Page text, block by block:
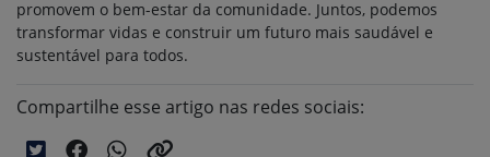
promovem o bem-estar da comunidade. Juntos, podemos
transformar vidas e construir um futuro mais saudável e
sustentável para todos.
Compartilhe esse artigo nas redes sociais: